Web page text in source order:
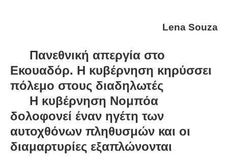
ΕΙΔΉΣΕΙΣ
ΚΌΣΜΟΣ
ΑΝΑΤΟΛΙΚΉ ΕΥΡΏΠΗ / ΒΑΛΚΆΝΙΑ
ΔΥΤΙΚΉ ΕΥΡΏΠΗ
Lena Souza
Πανεθνική απεργία στο
Εκουαδόρ. Η κυβέρνηση κηρύσσει
πόλεμο στους διαδηλωτές
Η κυβέρνηση Νομπόα
δολοφονεί έναν ηγέτη των
αυτοχθόνων πληθυσμών και οι
διαμαρτυρίες εξαπλώνονται